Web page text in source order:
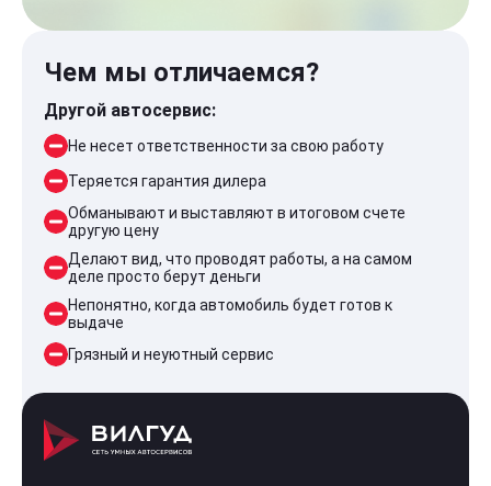
Чем мы отличаемся?
Другой автосервис:
Не несет ответственности за свою работу
Теряется гарантия дилера
Обманывают и выставляют в итоговом счете
другую цену
Делают вид, что проводят работы, а на самом
деле просто берут деньги
Непонятно, когда автомобиль будет готов к
выдаче
Грязный и неуютный сервис